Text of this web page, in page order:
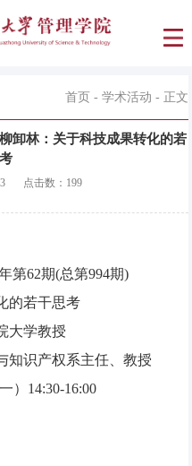
首页 - 学术活动 - 正文
卸林：关于科技成果转化的若
点击数： 199
第62期(总第994期)
的若干思考
大学教授
知识产权系主任、教授
）14:30-16:00